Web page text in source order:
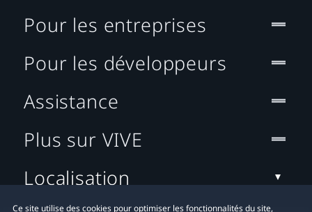
Ce site utilise des cookies pour optimiser les fonctionnalités du site,
Pour les entreprises
Pour les développeurs
Assistance
Plus sur VIVE
Localisation